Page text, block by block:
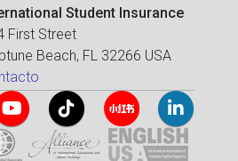
Student Insurance
First Street
Beach, FL 32266 USA